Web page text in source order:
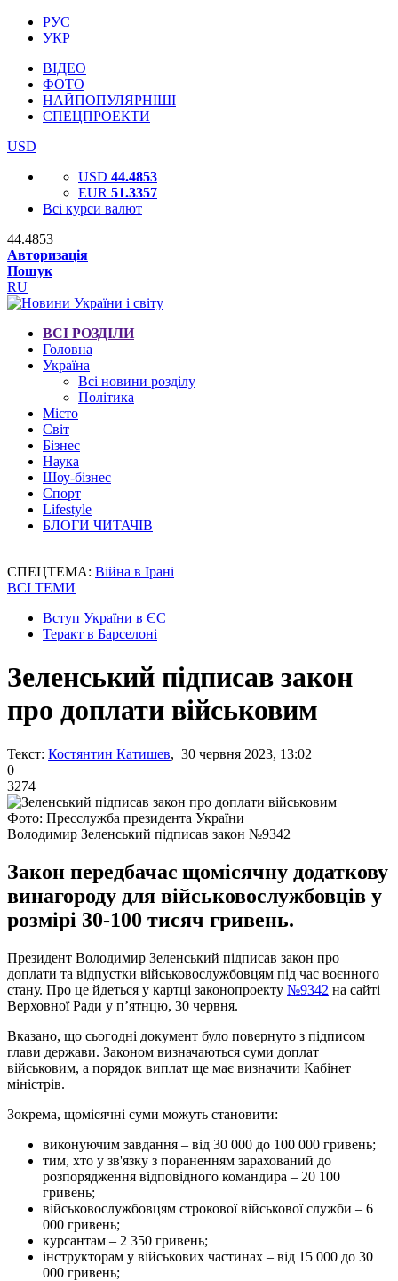
РУС
УКР
ВІДЕО
ФОТО
НАЙПОПУЛЯРНІШІ
СПЕЦПРОЕКТИ
USD
USD 44.4853
EUR 51.3357
Всі курси валют
44.4853
Авторизація
Пошук
RU
ВСІ РОЗДІЛИ
Головна
Україна
Всі новини розділу
Політика
Місто
Світ
Бізнес
Наука
Шоу-бізнес
Спорт
Lifestyle
БЛОГИ ЧИТАЧІВ
СПЕЦТЕМА: Війна в Ірані
ВСІ ТЕМИ
Вступ України в ЄС
Теракт в Барселоні
Зеленський підписав закон
про доплати військовим
Текст: Костянтин Катишев, 30 червня 2023, 13:02
0
3274
Фото: Пресслужба президента України
Володимир Зеленський підписав закон №9342
Закон передбачає щомісячну додаткову
винагороду для військовослужбовців у
розмірі 30-100 тисяч гривень.
Президент Володимир Зеленський підписав закон про
доплати та відпустки військовослужбовцям під час воєнного
стану. Про це йдеться у картці законопроекту №9342 на сайті
Верховної Ради у п’ятнцю, 30 червня.
Вказано, що сьогодні документ було повернуто з підписом
глави держави. Законом визначаються суми доплат
військовим, а порядок виплат ще має визначити Кабінет
міністрів.
Зокрема, щомісячні суми можуть становити:
виконуючим завдання – від 30 000 до 100 000 гривень;
тим, хто у зв'язку з пораненням зарахований до
розпорядження відповідного командира – 20 100
гривень;
військовослужбовцям строкової військової служби – 6
000 гривень;
курсантам – 2 350 гривень;
інструкторам у військових частинах – від 15 000 до 30
000 гривень;